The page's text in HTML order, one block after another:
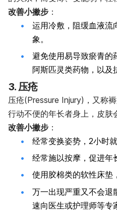
改善小撇步 ：
运用冷敷，阻缓血液流
象。
避免使用易导致瘀青的
阿斯匹灵类药物，以及
3. 压疮
压疮(Pressure Injury)，又称
行动不便的年长者身上，皮肤
改善小撇步 ：
经常变换姿势，2小时就
经常施以按摩，促进年
使用胶棉类的软性床垫
万一出现严重又不会退
速向医生或护理师等专